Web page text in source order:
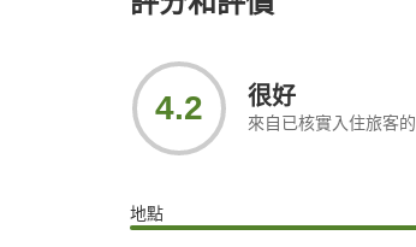
4.2 很好
來自已核實入住旅客的
地點